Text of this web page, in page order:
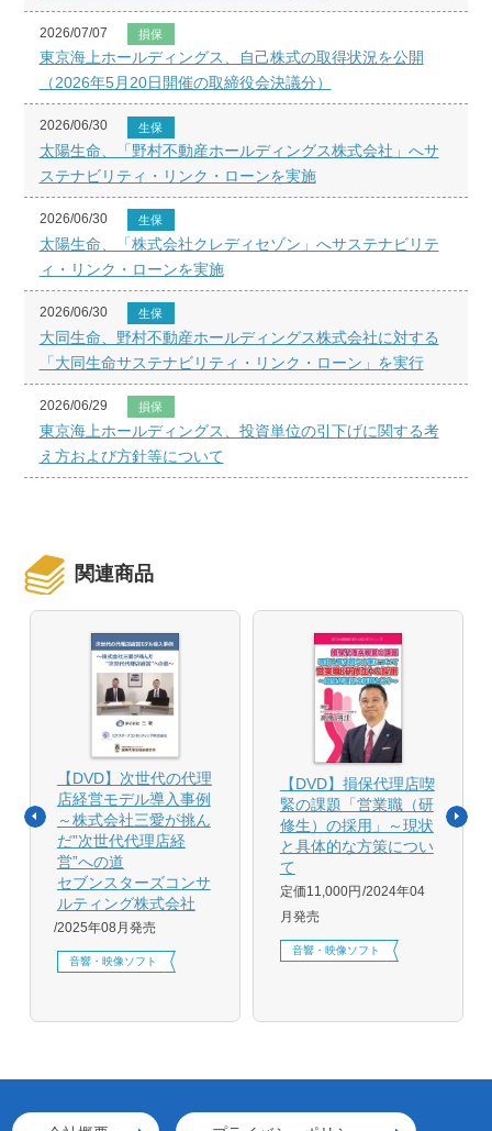
2026/07/07 損保
東京海上ホールディングス、自己株式の取得状況を公開
（2026年5月20日開催の取締役会決議分）
2026/06/30 生保
太陽生命、「野村不動産ホールディングス株式会社」へサ
ステナビリティ・リンク・ローンを実施
2026/06/30 生保
太陽生命、「株式会社クレディセゾン」へサステナビリテ
ィ・リンク・ローンを実施
2026/06/30 生保
大同生命、野村不動産ホールディングス株式会社に対する
「大同生命サステナビリティ・リンク・ローン」を実行
2026/06/29 損保
東京海上ホールディングス、投資単位の引下げに関する考
え方および方針等について
関連商品
【DVD】次世代の代理
店経営モデル導入事例
～株式会社三愛が挑ん
だ”次世代代理店経
営”への道
セブンスターズコンサ
ルティング株式会社
2025年08月発売
音響・映像ソフト
【DVD】損保代理店喫
緊の課題「営業職（研
修生）の採用」～現状
と具体的な方策につい
て
定価11,000円 2024年04
月発売
音響・映像ソフト